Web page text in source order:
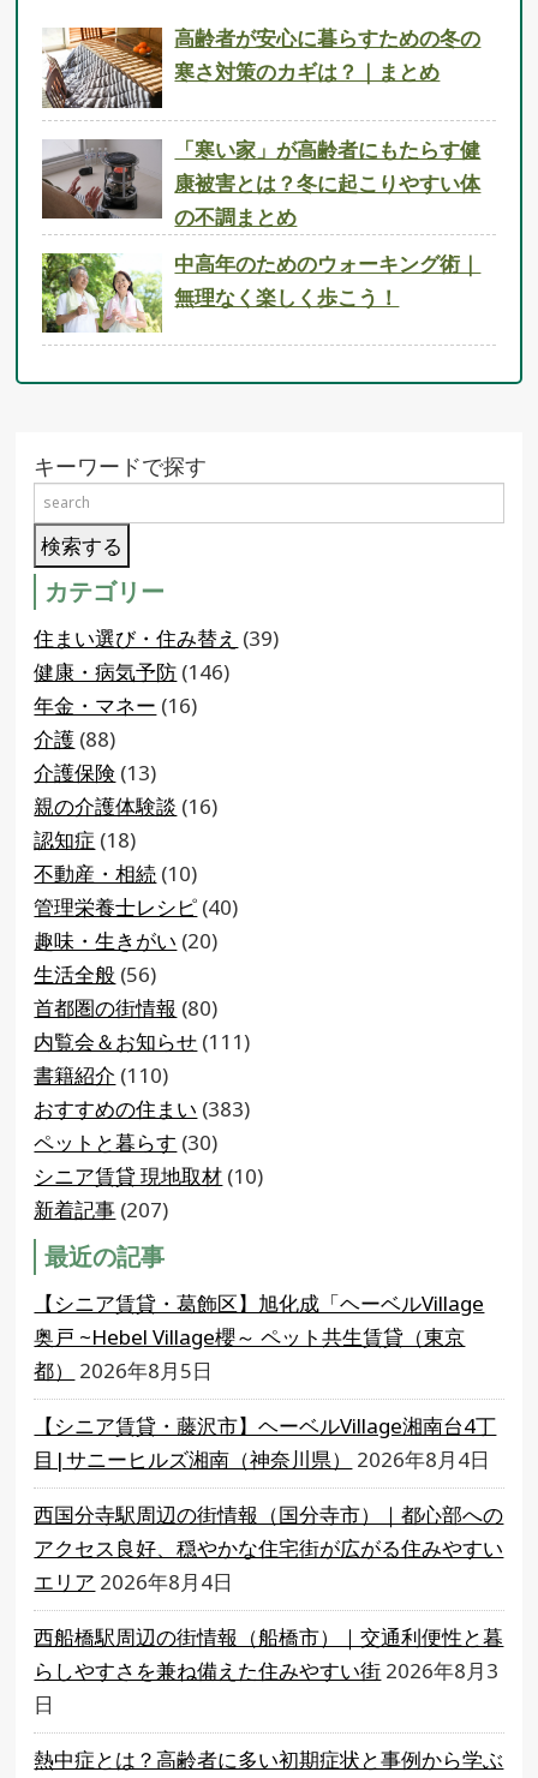
高齢者が安心に暮らすための冬の
寒さ対策のカギは？｜まとめ
「寒い家」が高齢者にもたらす健
康被害とは？冬に起こりやすい体
の不調まとめ
中高年のためのウォーキング術｜
無理なく楽しく歩こう！
キーワードで探す
カテゴリー
住まい選び・住み替え (39)
健康・病気予防 (146)
年金・マネー (16)
介護 (88)
介護保険 (13)
親の介護体験談 (16)
認知症 (18)
不動産・相続 (10)
管理栄養士レシピ (40)
趣味・生きがい (20)
生活全般 (56)
首都圏の街情報 (80)
内覧会＆お知らせ (111)
書籍紹介 (110)
おすすめの住まい (383)
ペットと暮らす (30)
シニア賃貸 現地取材 (10)
新着記事 (207)
最近の記事
【シニア賃貸・葛飾区】旭化成「ヘーベルVillage
奥戸 ~Hebel Village櫻～ ペット共生賃貸（東京
都）
2026年8月5日
【シニア賃貸・藤沢市】ヘーベルVillage湘南台4丁
目|サニーヒルズ湘南（神奈川県）
2026年8月4日
西国分寺駅周辺の街情報（国分寺市）｜都心部への
アクセス良好、穏やかな住宅街が広がる住みやすい
エリア 2026年8月4日
西船橋駅周辺の街情報（船橋市）｜交通利便性と暮
らしやすさを兼ね備えた住みやすい街 2026年8月3
日
熱中症とは？高齢者に多い初期症状と事例から学ぶ